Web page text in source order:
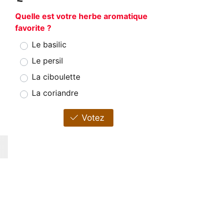
Quelle est votre herbe aromatique
favorite ?
Le basilic
Le persil
La ciboulette
La coriandre
Votez